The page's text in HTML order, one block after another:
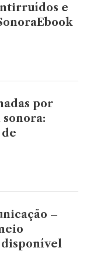
e
por
–
disponível